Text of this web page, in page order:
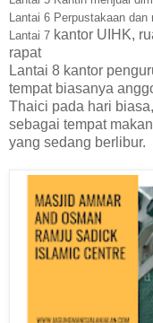
Lantai 6 Perpustakaan dan
Lantai 7 kantor UIHK,
rapat
Lantai 8 kantor
tempat biasanya
Thaici pada hari
sebagai tempat
yang sedang berlibur.